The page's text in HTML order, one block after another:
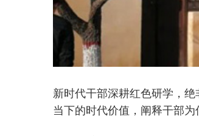
新时代干部深耕红色研学，
当下的时代价值，阐释干部